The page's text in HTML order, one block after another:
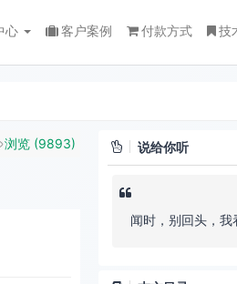
心 客户案例 付款方式 技
浏览 (9893) 说给你听
闻时，别回头，我